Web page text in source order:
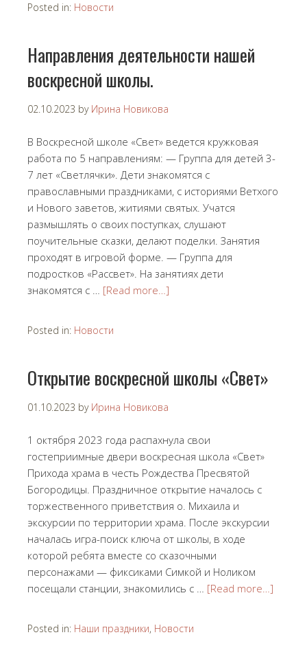
Posted in: Новости
Направления деятельности нашей
воскресной школы.
02.10.2023 by Ирина Новикова
В Воскресной школе «Свет» ведется кружковая
работа по 5 направлениям: — Группа для детей 3-
7 лет «Светлячки». Дети знакомятся с
православными праздниками, с историями Ветхого
и Нового заветов, житиями святых. Учатся
размышлять о своих поступках, слушают
поучительные сказки, делают поделки. Занятия
проходят в игровой форме. — Группа для
подростков «Рассвет». На занятиях дети
знакомятся с … [Read more…]
Posted in: Новости
Открытие воскресной школы «Свет»
01.10.2023 by Ирина Новикова
1 октября 2023 года распахнула свои
гостеприимные двери воскресная школа «Свет»
Прихода храма в честь Рождества Пресвятой
Богородицы. Праздничное открытие началось с
торжественного приветствия о. Михаила и
экскурсии по территории храма. После экскурсии
началась игра-поиск ключа от школы, в ходе
которой ребята вместе со сказочными
персонажами — фиксиками Симкой и Ноликом
посещали станции, знакомились с … [Read more…]
Posted in: Наши праздники, Новости